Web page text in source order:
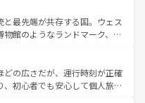
あるランス、プロヴァンスの
多彩な楽しみ方が可能だ。さ
魅力が溢れており、どの街角に
れで全く異なる文化を体験で
新着のフランス情報はコンテンツ一覧
いても飽きることがない。ベ
ルン州のアルプスの絶景、そ
畑といった風景は必見。ビール
ほしい。 なお、新着の
覧を参照してほしい。
最先端が共存する国。ウェス
物館のようなランドマーク、歴
。また、優雅なアフタヌーン
まらない英国パブ、サッカー観
る体験も豊富。イギリスを旅
どの広さだが、運行時刻が正確
初心者でも安心して個人旅行